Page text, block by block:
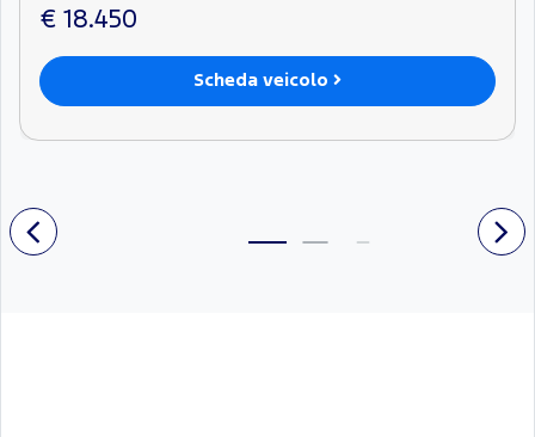
€ 18.450
Scheda veicolo